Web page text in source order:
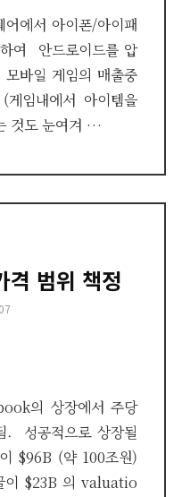
에서 아이폰/아이패
여 안드로이드를 압
바일 게임의 매출중
임내에서 아이템을
것도 눈여겨 …
범위 책정
의 상장에서 주당
. 성공적으로 상장될
$96B (약 100조원)
이 $23B 의 valuatio